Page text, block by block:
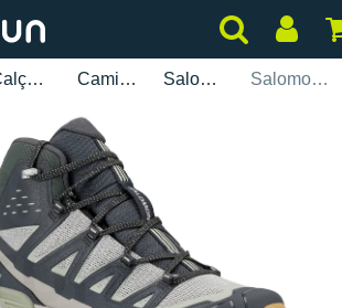
Calçados Caminhada Salomon Salomon X Ultra 360 Edge Mid Gore-Tex